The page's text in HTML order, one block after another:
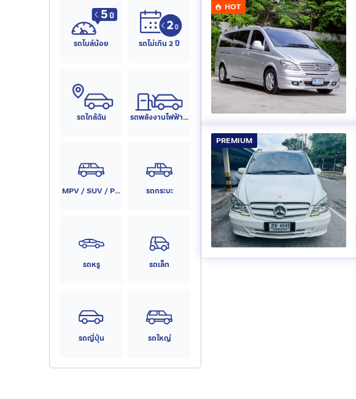
รถไมล์น้อย รถไม่เกิน 2 ปี
รถใกล้ฉัน รถพลังงานไฟฟ้า (EV)
MPV / SUV / PPV รถกระบะ
รถหรู รถเล็ก
รถญี่ปุ่น รถใหญ่
HOT
PREMIUM